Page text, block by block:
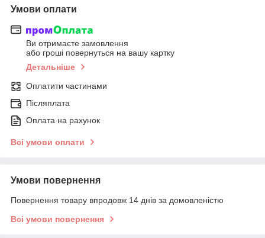
Умови оплати
Ви отримаєте замовлення
або гроші повернуться на вашу картку
Детальніше
Оплатити частинами
Післяплата
Оплата на рахунок
Всі умови оплати
Умови повернення
Повернення товару впродовж 14 днів за домовленістю
Всі умови повернення